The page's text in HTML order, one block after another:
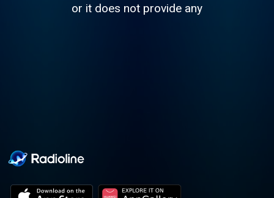
or it does not provide any